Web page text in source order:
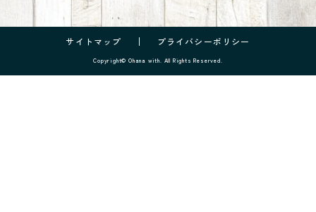
サイトマップ プライバシーポリシー
Copyright© Ohana with. All Rights Reserved.